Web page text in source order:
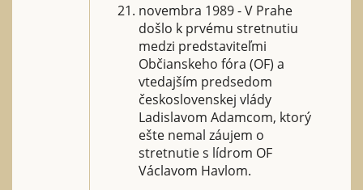
novembra 1989 - V Prahe
došlo k prvému stretnutiu
medzi predstaviteľmi
Občianskeho fóra (OF) a
vtedajším predsedom
československej vlády
Ladislavom Adamcom, ktorý
ešte nemal záujem o
stretnutie s lídrom OF
Václavom Havlom.